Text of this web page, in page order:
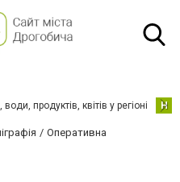
продуктів, квітів у регіоні Н
Оперативна